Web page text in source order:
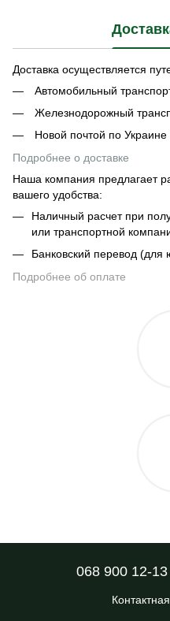
Доставка осуществляется
Автомобильный
Железнодорожный
Новой почтой по Украине
Подробнее о доставке
Наша компания предлагает
вашего удобства:
Наличный расчет при
или транспортной
Банковский перевод (для
Подробнее об оплате
068 900 12-13